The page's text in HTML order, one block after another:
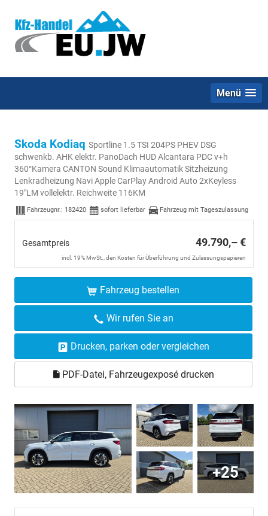
Menü
Skoda Kodiaq Sportline 1.5 TSI 204PS PHEV DSG
schwenkb. AHK elektr. PanoDach HUD Alcantara PDC v+h
360°Kamera CANTON Sound Klimaautomatik Sitzheizung
Lenkradheizung Navi Apple CarPlay Android Auto 2xKeyless
19"LM vollelektr. Reichweite 116KM
Fahrzeugnr.: 182420 sofort lieferbar Fahrzeug mit Tageszulassung
Gesamtpreis 49.790,– €
incl. 19% MwSt., den Kosten für Überführung und Zulassungspapieren
Fahrzeug bestellen
Wir rufen Sie an
Drucken, parken oder vergleichen
PDF-Datei, Fahrzeugexposé drucken
+25